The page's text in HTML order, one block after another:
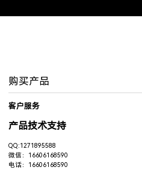
购买产品
客户服务
产品技术支持
QQ:1271895588
微信：16606168590
电话：16606168590